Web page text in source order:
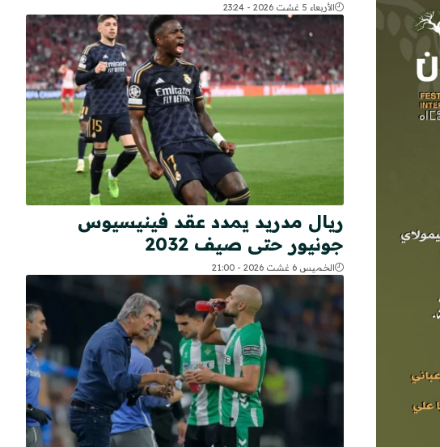
الأربعاء 5 غشت 2026 - 23:24
ريال مدريد يمدد عقد فينيسيوس
جونيور حتى صيف 2032
الخميس 6 غشت 2026 - 21:00